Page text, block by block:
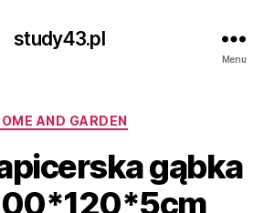
study43.pl
Menu
Kategorie
AND GARDEN
gąbka